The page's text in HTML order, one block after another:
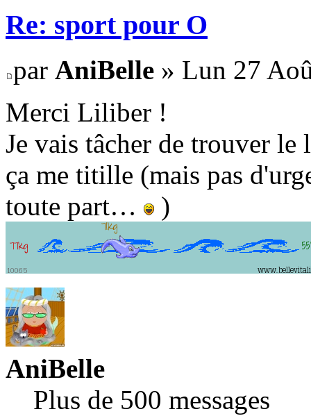
Re: sport pour O
par AniBelle » Lun 27
Merci Liliber !
Je vais tâcher de trouver le
ça me titille (mais pas
toute part…
)
AniBelle
Plus de 500 messages